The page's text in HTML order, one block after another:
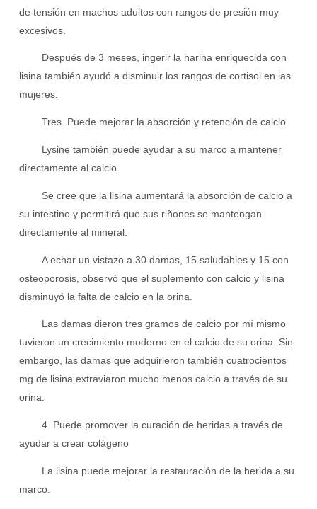
de tensión en machos adultos con rangos de presión muy
excesivos.
Después de 3 meses, ingerir la harina enriquecida con
lisina también ayudó a disminuir los rangos de cortisol en las
mujeres.
Tres. Puede mejorar la absorción y retención de calcio
Lysine también puede ayudar a su marco a mantener
directamente al calcio.
Se cree que la lisina aumentará la absorción de calcio a
su intestino y permitirá que sus riñones se mantengan
directamente al mineral.
A echar un vistazo a 30 damas, 15 saludables y 15 con
osteoporosis, observó que el suplemento con calcio y lisina
disminuyó la falta de calcio en la orina.
Las damas dieron tres gramos de calcio por mí mismo
tuvieron un crecimiento moderno en el calcio de su orina. Sin
embargo, las damas que adquirieron también cuatrocientos
mg de lisina extraviaron mucho menos calcio a través de su
orina.
4. Puede promover la curación de heridas a través de
ayudar a crear colágeno
La lisina puede mejorar la restauración de la herida a su
marco.